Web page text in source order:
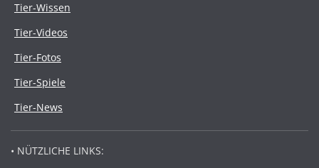
Tier-Wissen
Tier-Videos
Tier-Fotos
Tier-Spiele
Tier-News
• NÜTZLICHE LINKS: